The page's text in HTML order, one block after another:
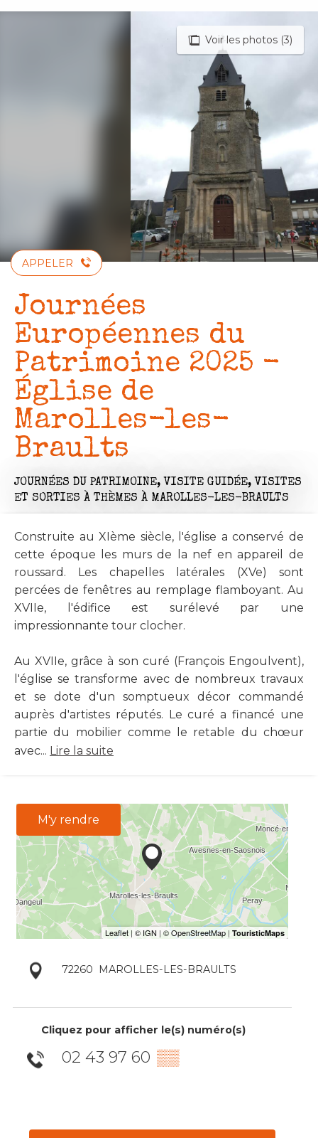
Aller
Voir les photos (3)
APPELER
Journées
Européennes du
Patrimoine 2025 -
Église de
Marolles-les-
Braults
JOURNÉES DU PATRIMOINE, VISITE GUIDÉE, VISITES
ET SORTIES À THÈMES À MAROLLES-LES-BRAULTS
Construite au XIème siècle, l'église a conservé de
cette époque les murs de la nef en appareil de
roussard. Les chapelles latérales (XVe) sont
percées de fenêtres au remplage flamboyant. Au
XVIIe, l'édifice est surélevé par une
impressionnante tour clocher.
Au XVIIe, grâce à son curé (François Engoulvent),
l'église se transforme avec de nombreux travaux
et se dote d'un somptueux décor commandé
auprès d'artistes réputés. Le curé a financé une
partie du mobilier comme le retable du chœur
avec... Lire la suite
M'y rendre
72260 MAROLLES-LES-BRAULTS
Cliquez pour afficher le(s) numéro(s)
02 43 97 60 ▒▒